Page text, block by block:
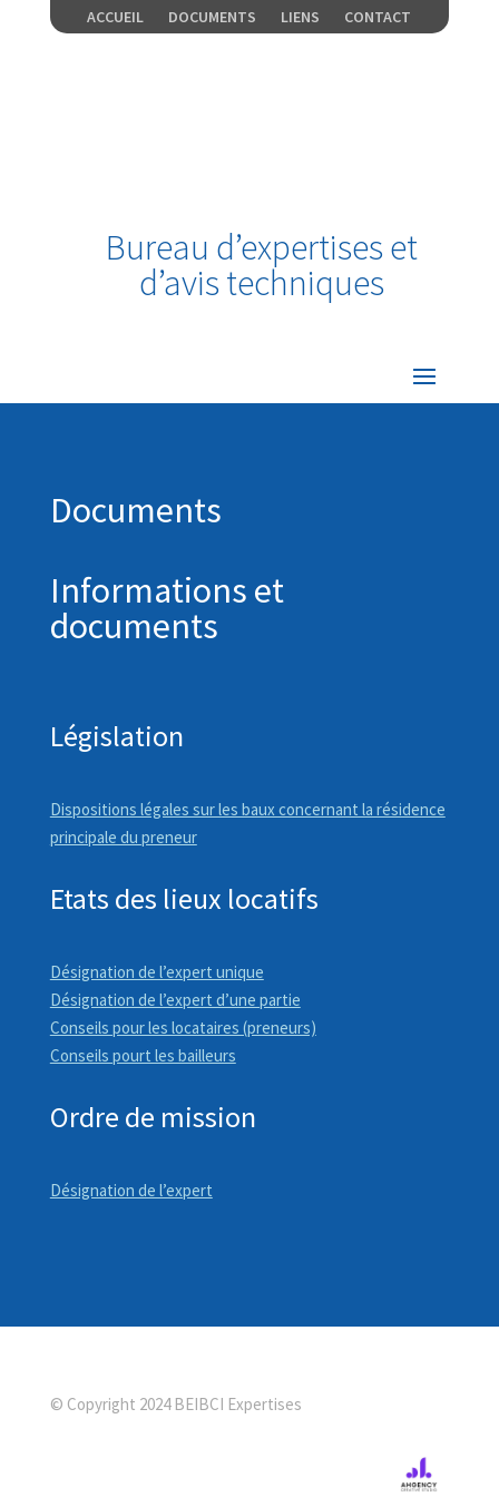
ACCUEIL DOCUMENTS LIENS CONTACT
Bureau d’expertises et
d’avis techniques
Documents
Informations et
documents
Législation
Dispositions légales sur les baux concernant la résidence
principale du preneur
Etats des lieux locatifs
Désignation de l’expert unique
Désignation de l’expert d’une partie
Conseils pour les locataires (preneurs)
Conseils pourt les bailleurs
Ordre de mission
Désignation de l’expert
© Copyright 2024 BEIBCI Expertises